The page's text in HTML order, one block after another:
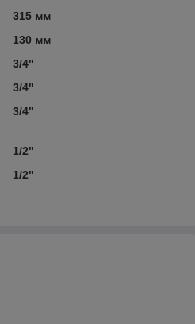
315 мм
130 мм
3/4"
3/4"
3/4"
1/2"
1/2"